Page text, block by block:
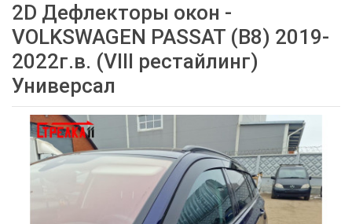
2D Дефлекторы окон -
VOLKSWAGEN PASSAT (B8) 2019-
2022г.в. (VIII рестайлинг)
Универсал